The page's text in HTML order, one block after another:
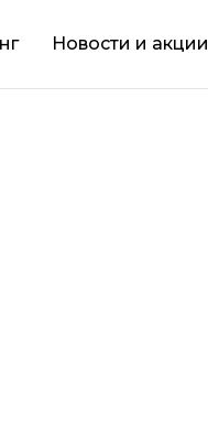
Новости и акции